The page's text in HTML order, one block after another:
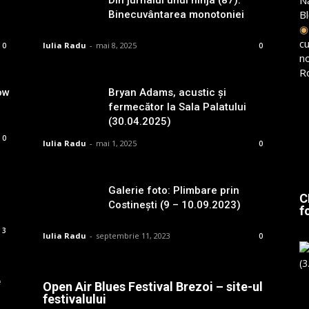
0
0
3
Binecuvântarea monotoniei
Iulia Radu - mai 8, 2025 0
Bryan Adams, acustic și
fermecător la Sala Palatului
(30.04.2025)
Iulia Radu - mai 1, 2025 0
Galerie foto: Plimbare prin
Costinești (9 – 10.09.2023)
Iulia Radu - septembrie 11, 2023 0
Open Air Blues Festival Brezoi – site-ul
festivalului
◉